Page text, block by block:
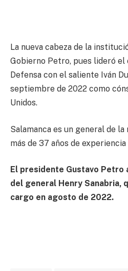
La nueva cabeza de la
Gobierno Petro, pues lideró
Defensa con el saliente Iván
septiembre de 2022 como
Unidos.
Salamanca es un general de
más de 37 años de
El presidente Gustavo
del general Henry Sanabria,
cargo en agosto de 2022.